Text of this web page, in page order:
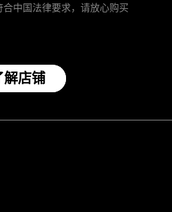
中国法律要求，请放心购买
解店铺